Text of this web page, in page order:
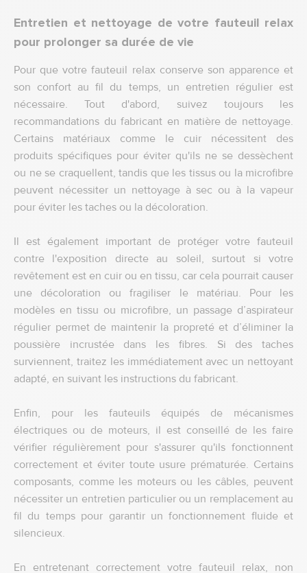
Entretien et nettoyage de votre fauteuil relax
pour prolonger sa durée de vie
Pour que votre fauteuil relax conserve son apparence et
son confort au fil du temps, un entretien régulier est
nécessaire. Tout d'abord, suivez toujours les
recommandations du fabricant en matière de nettoyage.
Certains matériaux comme le cuir nécessitent des
produits spécifiques pour éviter qu'ils ne se dessèchent
ou ne se craquellent, tandis que les tissus ou la microfibre
peuvent nécessiter un nettoyage à sec ou à la vapeur
pour éviter les taches ou la décoloration.
Il est également important de protéger votre fauteuil
contre l'exposition directe au soleil, surtout si votre
revêtement est en cuir ou en tissu, car cela pourrait causer
une décoloration ou fragiliser le matériau. Pour les
modèles en tissu ou microfibre, un passage d’aspirateur
régulier permet de maintenir la propreté et d’éliminer la
poussière incrustée dans les fibres. Si des taches
surviennent, traitez les immédiatement avec un nettoyant
adapté, en suivant les instructions du fabricant.
Enfin, pour les fauteuils équipés de mécanismes
électriques ou de moteurs, il est conseillé de les faire
vérifier régulièrement pour s'assurer qu'ils fonctionnent
correctement et éviter toute usure prématurée. Certains
composants, comme les moteurs ou les câbles, peuvent
nécessiter un entretien particulier ou un remplacement au
fil du temps pour garantir un fonctionnement fluide et
silencieux.
En entretenant correctement votre fauteuil relax, non